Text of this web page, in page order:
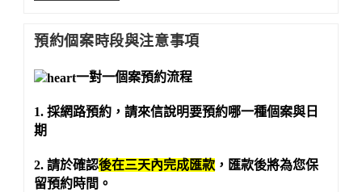
探
索
個
～
前
預約個案時段與注意事項
一對一個案預約流程
1. 採網路預約 ，請來信說明要預約哪一種個案與日
期
2. 請於確認後在三天內完成匯款 ，匯款後將為您保
留預約時間。